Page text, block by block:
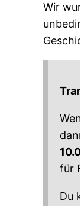
Wir
für
Du